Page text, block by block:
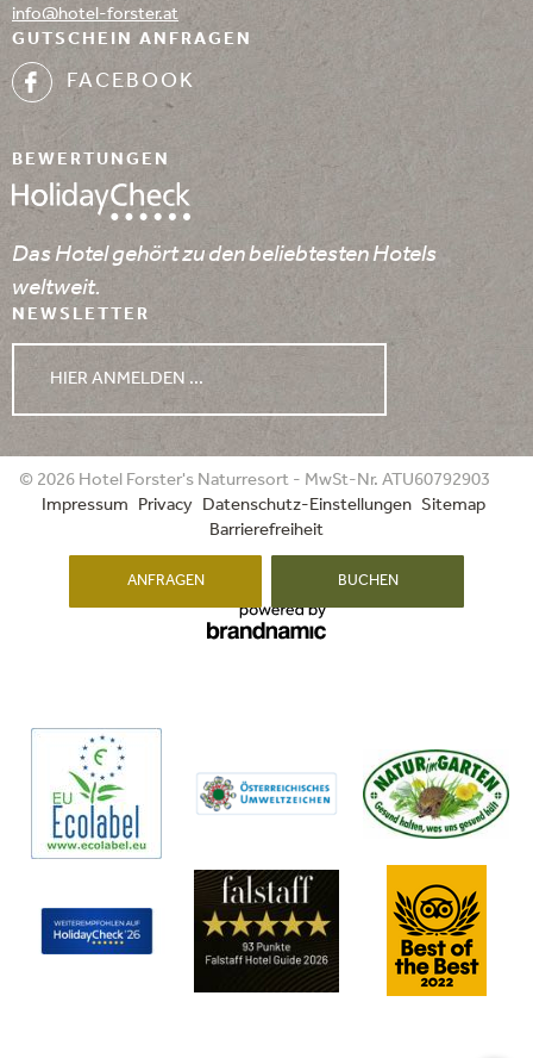
info@hotel-forster.at
GUTSCHEIN ANFRAGEN
FACEBOOK
BEWERTUNGEN
Das Hotel gehört zu den beliebtesten Hotels
weltweit.
NEWSLETTER
HIER ANMELDEN ...
WETTER
08.08.2026 09.08.2026
min. 16°
min. 13°
© 2026 Hotel Forster's Naturresort - MwSt-Nr. ATU60792903
Impressum
Privacy Datenschutz-Einstellungen Sitemap
Barrierefreiheit
ANFRAGEN BUCHEN